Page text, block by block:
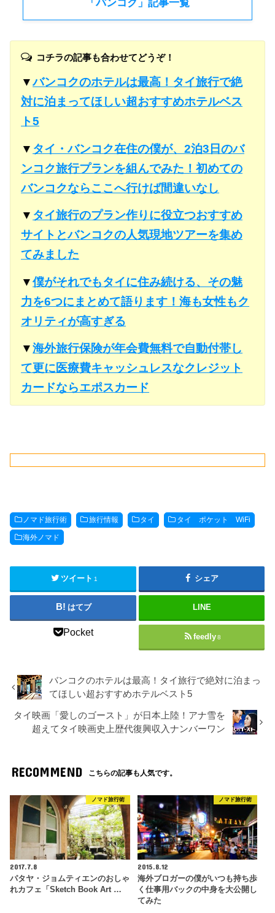
「バンコク」記事一覧
コチラの記事も合わせてどうぞ！
▼バンコクのホテルは最高！タイ旅行で絶
対に泊まってほしい超おすすめホテルベス
ト5
▼ タイ・バンコク在住の僕が、2泊3日のバ
ンコク旅行プランを組んでみた！初めての
バンコクならここへ行けば間違いなし
▼ タイ旅行のプラン作りに役立つおすすめ
サイトとバンコクの人気現地ツアーを集め
てみました
▼僕がそれでもタイに住み続ける、その魅
力を6つにまとめて語ります！海も女性もク
オリティが高すぎる
▼海外旅行保険が年会費無料で自動付帯し
て更に医療費キャッシュレスなクレジット
カードならエポスカード
ノマド旅行術 旅行情報 タイ タイ ポケット WiFi
海外ノマド
ツイート 1 シェア
はてブ LINE
Pocket feedly 8
バンコクのホテルは最高！タイ旅行で絶対に泊まっ
てほしい超おすすめホテルベスト5
タイ映画「愛しのゴースト」が日本上陸！アナ雪を
超えてタイ映画史上歴代復興収入ナンバーワン
RECOMMEND こちらの記事も人気です。
ノマド旅行術
2017.7.8
パタヤ・ジョムティエンのおしゃ
れカフェ「Sketch Book Art …
ノマド旅行術
2015.8.12
海外ブロガーの僕がいつも持ち歩
く仕事用バックの中身を大公開し
てみた